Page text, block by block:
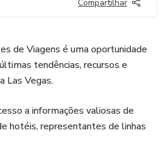
Compartilhar
de Viagens é uma oportunidade
tendências, recursos e
Las Vegas.
a informações valiosas de
hotéis, representantes de linhas